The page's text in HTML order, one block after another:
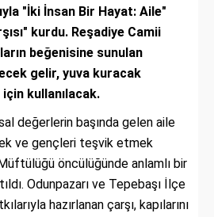
"İki İnsan Bir Hayat: Aile"
kurdu. Reşadiye Camii
beğenisine sunulan
gelir, yuva kuracak
kullanılacak.
değerlerin başında gelen aile
ve gençleri teşvik etmek
öncülüğünde anlamlı bir
Odunpazarı ve Tepebaşı İlçe
hazırlanan çarşı, kapılarını